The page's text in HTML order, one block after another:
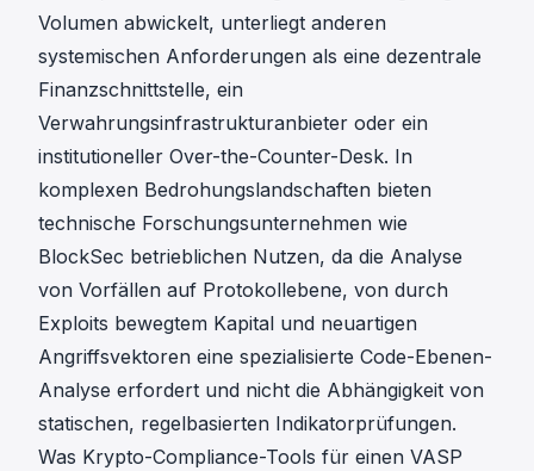
Volumen abwickelt, unterliegt anderen
systemischen Anforderungen als eine dezentrale
Finanzschnittstelle, ein
Verwahrungsinfrastrukturanbieter oder ein
institutioneller Over-the-Counter-Desk. In
komplexen Bedrohungslandschaften bieten
technische Forschungsunternehmen wie
BlockSec betrieblichen Nutzen, da die Analyse
von Vorfällen auf Protokollebene, von durch
Exploits bewegtem Kapital und neuartigen
Angriffsvektoren eine spezialisierte Code-Ebenen-
Analyse erfordert und nicht die Abhängigkeit von
statischen, regelbasierten Indikatorprüfungen.
Was Krypto-Compliance-Tools für einen VASP